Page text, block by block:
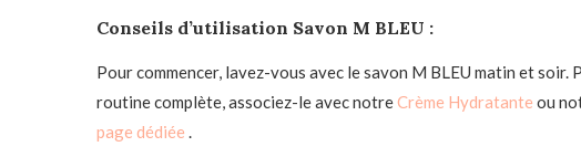
Conseils d’utilisation Savon M BLEU :
Pour commencer, lavez-vous avec le savon M BLEU matin et
routine complète, associez-le avec notreCrème Hydratante ou
page dédiée .